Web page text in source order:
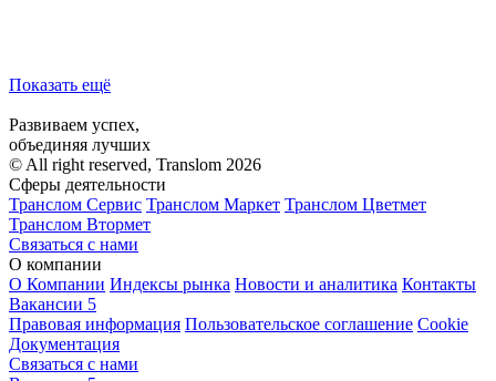
Показать ещё
Развиваем успех,
объединяя лучших
© All right reserved, Translom 2026
Сферы деятельности
Транслом Сервис Транслом Маркет Транслом Цветмет
Транслом Втормет
Связаться с нами
О компании
О Компании Индексы рынка Новости и аналитика Контакты
Вакансии 5
Правовая информация Пользовательское соглашение Cookie
Документация
Связаться с нами